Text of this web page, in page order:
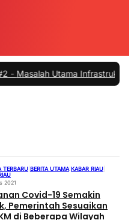
Utama Infrastruktur
TERBARU BERITA UTAMA KABAR RIAU
2021
Covid-19 Semakin
Pemerintah Sesuaikan
di Beberapa Wilayah